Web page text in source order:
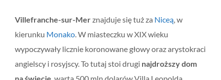
Villefranche-sur-Merznajduje się tuż za Niceą, w
kierunku Monako. W miasteczku w XIX wieku
wypoczywały licznie koronowane głowy oraz arystokraci
angielscy i rosyjscy. To tutaj stoi drugi najdroższy dom